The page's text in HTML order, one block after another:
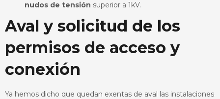
nudos de tensión superior a 1kV.
Aval y solicitud de los
permisos de acceso y
conexión
Ya hemos dicho que quedan exentas de aval las instalaciones